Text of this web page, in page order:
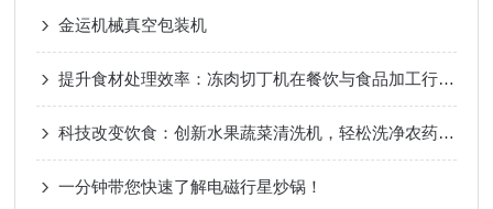
金运机械真空包装机
提升食材处理效率：冻肉切丁机在餐饮与食品加工行业的应用
科技改变饮食：创新水果蔬菜清洗机，轻松洗净农药残留，守护餐桌安全
一分钟带您快速了解电磁行星炒锅！